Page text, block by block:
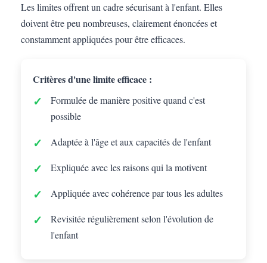
Les limites offrent un cadre sécurisant à l'enfant. Elles
doivent être peu nombreuses, clairement énoncées et
constamment appliquées pour être efficaces.
Critères d'une limite efficace :
Formulée de manière positive quand c'est
possible
Adaptée à l'âge et aux capacités de l'enfant
Expliquée avec les raisons qui la motivent
Appliquée avec cohérence par tous les adultes
Revisitée régulièrement selon l'évolution de
l'enfant